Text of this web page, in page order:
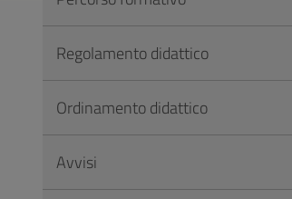
FooterRegolamento didattico
Ordinamento didattico
Avvisi